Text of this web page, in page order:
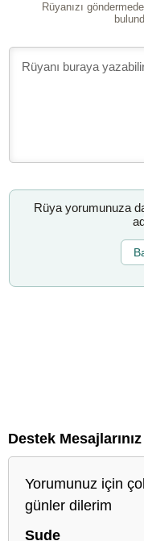
Rüyanızı
Rüya yorumunuza
Destek Mesajlarınız
Yorumunuz için
günler dilerim
Sude